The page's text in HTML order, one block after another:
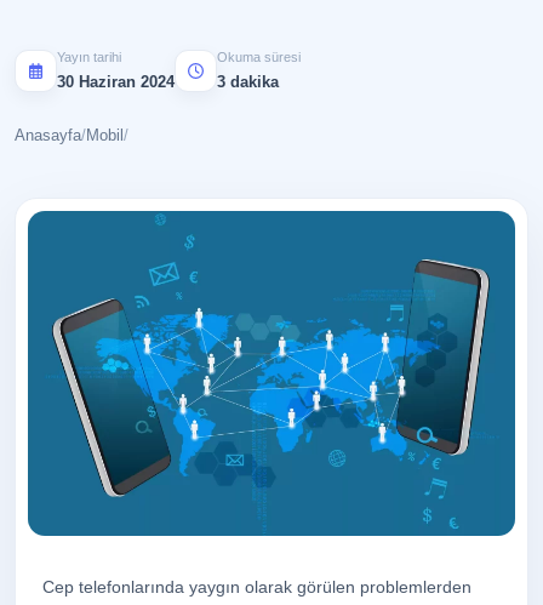
HIZMETLER
İşinizi dijitalde birlikte büyütelim
Web Yazılım
İşinize özel hızlı ve geliştirilebilir sistemler
↗
Sosyal Medya
Stratejik içerik ve profesyonel marka
yönetimi
↗
Grafik Tasarım
tasarımlar
Yayın tarihi
30 Haziran 2024
Okuma süresi
3 dakika
Anasayfa/Mobil /
Cep telefonlarında yaygın olarak görülen problemlerden